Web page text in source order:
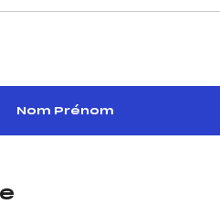
:
Nom Prénom